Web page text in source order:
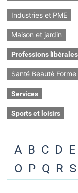
Industries et PME
Maison et jardin
Professions libérales
Santé Beauté Forme
Services
Sports et loisirs
A B C D E
O P Q R S